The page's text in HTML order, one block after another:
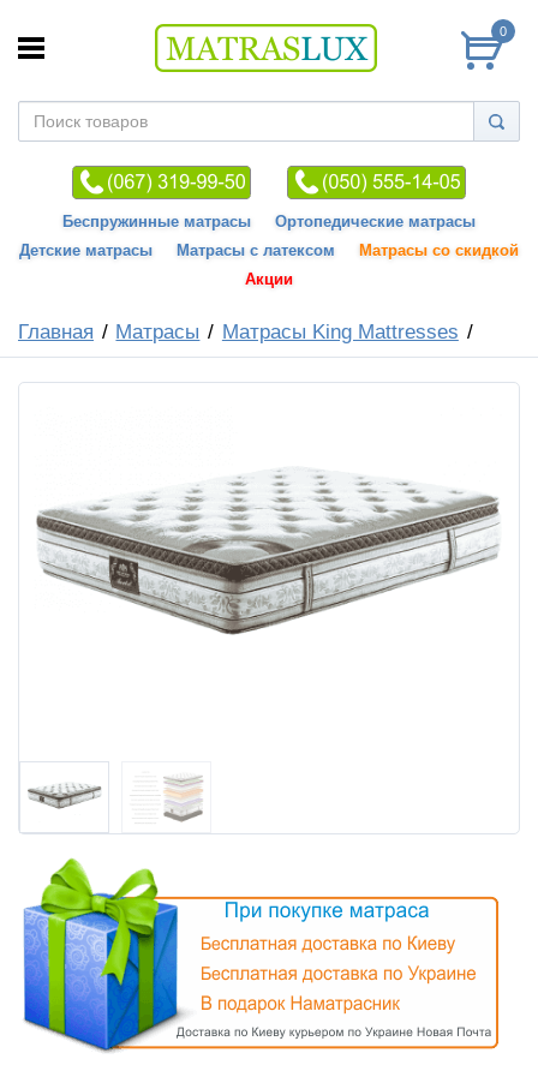
0
Беспружинные матрасы
Ортопедические матрасы
Детские матрасы
Матрасы с латексом
Матрасы со скидкой
Акции
Главная Матрасы Матрасы King Mattresses